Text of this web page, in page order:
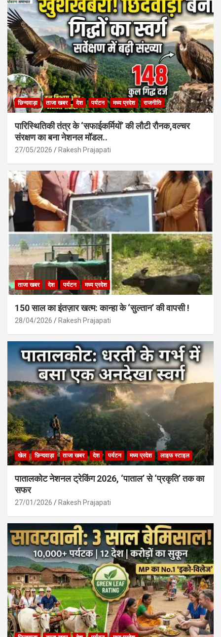
o
k
p
p
छिन्दवाड़ा ताजा खबर देश पर्यटन मध्य प्रदेश राजनीति
पारिस्थितिकी तंत्र के ‘सफाईकर्मियों’ की लौटी रौनक,वल्चर
संरक्षण का बना नेशनल मॉडल..
27/05/2026 Rakesh Prajapati
ताजा खबर देश पर्यटन मध्य प्रदेश
150 साल का इंतज़ार खत्म: कान्हा के ‘सुल्तान’ की वापसी !
28/04/2026 Rakesh Prajapati
खेल छिन्दवाड़ा ताजा खबर देश पर्यटन मध्य प्रदेश लाइफ स्टाइल
पातालकोट नेशनल ट्रेकिंग 2026, ‘पाताल’ से ‘प्रकृति’ तक का
सफर
27/01/2026 Rakesh Prajapati